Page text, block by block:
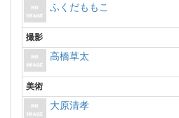
ふくだももこ
撮影
高橋草太
美術
大原清孝